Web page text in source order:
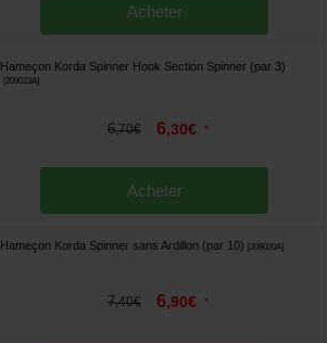
Acheter
Hameçon Korda Spinner Hook Section Spinner (par 3)
209023A]
6,70€ 6,30€ *
Acheter
Hameçon Korda Spinner sans Ardillon (par 10) 209020A]
7,40€ 6,90€ *